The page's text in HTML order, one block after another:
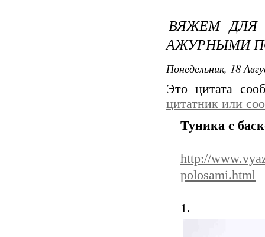
ВЯЖЕМ ДЛЯ
АЖУРНЫМИ
Понедельник, 18
Это цитата
цитатник или
Туника с
http://
polosami.html
1.